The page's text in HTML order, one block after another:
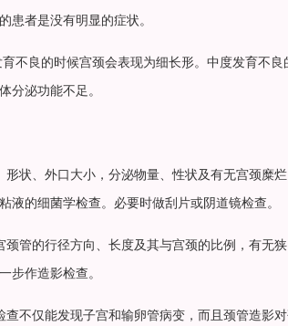
患者是没有明显的症状。
不良的时候宫颈会表现为细长形。中度发育不良
分泌功能不足。
状、外口大小，分泌物量、性状及有无宫颈糜烂
的细菌学检查。必要时做刮片或阴道镜检查。
管的行径方向、长度及其与宫颈的比例，有无狭
步作造影检查。
不仅能发现子宫和输卵管病变，而且颈管造影